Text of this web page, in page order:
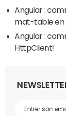
Angular :
mat-table en
Angular :
HttpClient!